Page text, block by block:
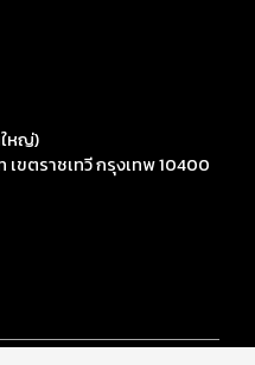
หญ่)
ขตราชเทวี กรุงเทพ 10400